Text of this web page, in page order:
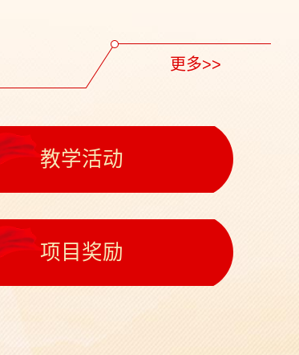
更多>>
教学活动
项目奖励